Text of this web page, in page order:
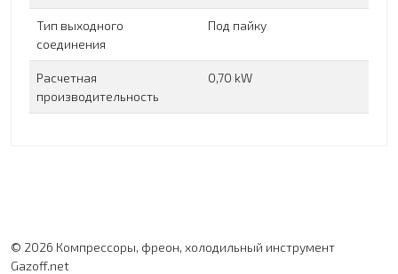
Тип выходного
соединения
Под пайку
Расчетная
производительность
0,70 kW
© 2026 Компрессоры, фреон, холодильный инструмент
Gazoff.net